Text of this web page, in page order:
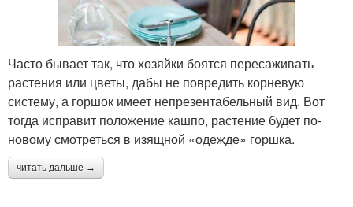
Часто бывает так, что хозяйки боятся пересаживать
растения или цветы, дабы не повредить корневую
систему, а горшок имеет непрезентабельный вид. Вот
тогда исправит положение кашпо, растение будет по-
новому смотреться в изящной «одежде» горшка.
читать дальше →